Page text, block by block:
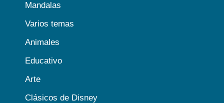
Mandalas
Varios temas
Animales
Educativo
Arte
Clásicos de Disney